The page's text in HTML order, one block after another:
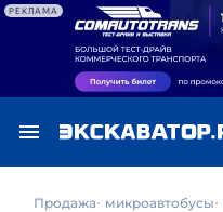
РЕКЛАМА
Продажа микроавтобусы